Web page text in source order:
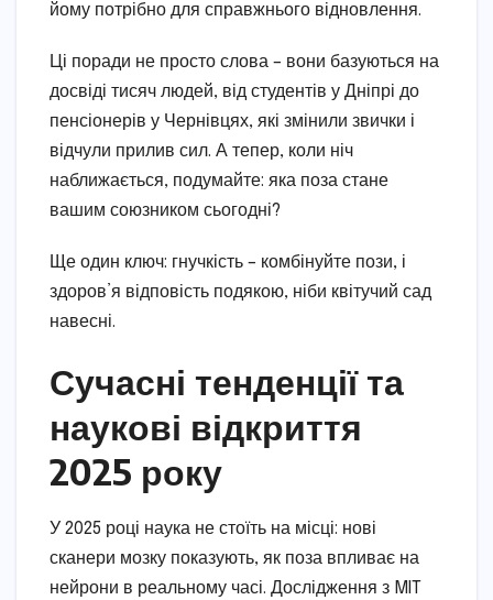
йому потрібно для справжнього відновлення.
Ці поради не просто слова – вони базуються на
досвіді тисяч людей, від студентів у Дніпрі до
пенсіонерів у Чернівцях, які змінили звички і
відчули прилив сил. А тепер, коли ніч
наближається, подумайте: яка поза стане
вашим союзником сьогодні?
Ще один ключ: гнучкість – комбінуйте пози, і
здоров’я відповість подякою, ніби квітучий сад
навесні.
Сучасні тенденції та
наукові відкриття
2025 року
У 2025 році наука не стоїть на місці: нові
сканери мозку показують, як поза впливає на
нейрони в реальному часі. Дослідження з MIT